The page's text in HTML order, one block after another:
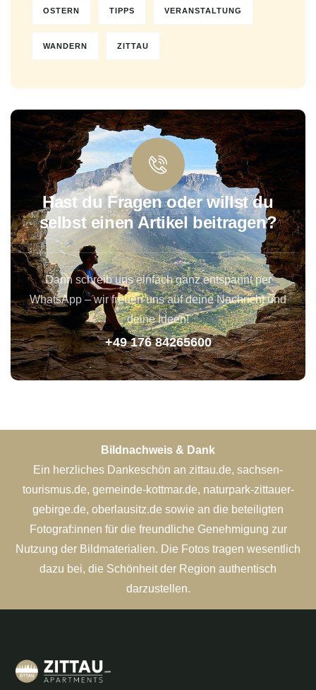
OSTERN TIPPS VERANSTALTUNG
WANDERN ZITTAU
Hast du Fragen oder willst du
selbst einen Artikel beitragen?
Dann schreib uns einfach ganz entspannt per
WhatsApp – wir freuen uns auf deine Nachricht und
deine Ideen!
+49 176 84265600
Bildnachweis & Dank
Ein herzliches Dankeschön an zittau.de, sachsen-
tourismus.de, gemeinde-kottmar.de, naturpark-zittauer-
gebirge.de, oberlausitz.de sowie an die beteiligten
Fotograf:innen für die freundliche Genehmigung zur
Nutzung der Bildmaterialien. Die Fotos tragen wesentlich
dazu bei, die Schönheit der Region authentisch
darzustellen.